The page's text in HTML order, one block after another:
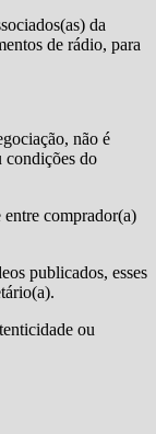
da
de rádio, para
não é
condições do
comprador(a)
publicados, esses
ou